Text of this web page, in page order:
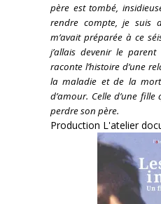
père est tombé,
rendre compte, je suis
m’avait préparée à ce
j’allais devenir le
raconte l’histoire d’une
la maladie et de la
d’amour. Celle d’une
perdre son père.
Production L'atelier